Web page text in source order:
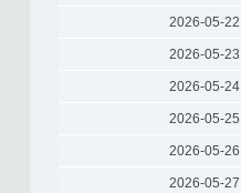
2026-05-22
2026-05-23
2026-05-24
2026-05-25
2026-05-26
2026-05-27